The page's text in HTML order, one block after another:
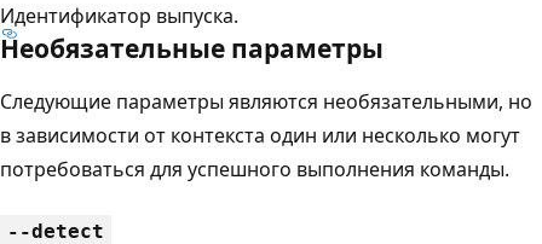
Идентификатор выпуска.
Необязательные параметры
Следующие параметры являются необязательными, но
в зависимости от контекста один или несколько могут
потребоваться для успешного выполнения команды.
--detect